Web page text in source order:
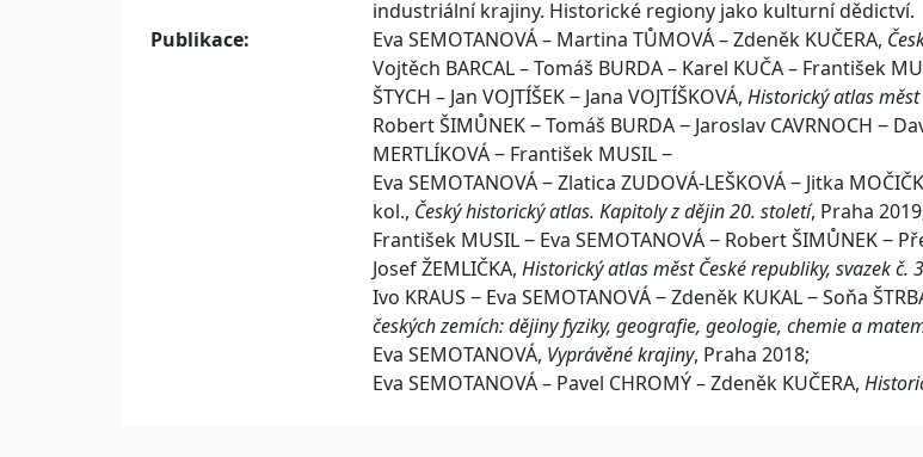
industriální krajiny. Historické regiony jako kulturní dědictví.
Publikace:
Eva SEMOTANOVÁ – Martina TŮMOVÁ – Zdeněk KUČERA,
Vojtěch BARCAL – Tomáš BURDA – Karel KUČA – František
ŠTYCH – Jan VOJTÍŠEK ‒ Jana VOJTÍŠKOVÁ, Historický atlas měst
Robert ŠIMŮNEK ‒ Tomáš BURDA ‒ Jaroslav CAVRNOCH ‒
MERTLÍKOVÁ ‒ František MUSIL ‒
Eva SEMOTANOVÁ ‒ Zlatica ZUDOVÁ-LEŠKOVÁ ‒ Jitka
kol., Český historický atlas. Kapitoly z dějin 20. století, Praha
František MUSIL ‒ Eva SEMOTANOVÁ ‒ Robert ŠIMŮNEK ‒
Josef ŽEMLIČKA, Historický atlas měst České republiky, svazek č.
Ivo KRAUS ‒ Eva SEMOTANOVÁ ‒ Zdeněk KUKAL ‒ Soňa
českých zemích: dějiny fyziky, geografie, geologie, chemie a
Eva SEMOTANOVÁ, Vyprávěné krajiny, Praha 2018;
Eva SEMOTANOVÁ – Pavel CHROMÝ – Zdeněk KUČERA,